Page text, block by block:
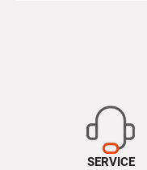
SERVICE